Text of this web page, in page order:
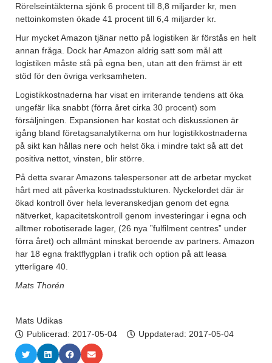
Rörelseintäkterna sjönk 6 procent till 8,8 miljarder kr, men
nettoinkomsten ökade 41 procent till 6,4 miljarder kr.
Hur mycket Amazon tjänar netto på logistiken är förstås en helt
annan fråga. Dock har Amazon aldrig satt som mål att
logistiken måste stå på egna ben, utan att den främst är ett
stöd för den övriga verksamheten.
Logistikkostnaderna har visat en irriterande tendens att öka
ungefär lika snabbt (förra året cirka 30 procent) som
försäljningen. Expansionen har kostat och diskussionen är
igång bland företagsanalytikerna om hur logistikkostnaderna
på sikt kan hållas nere och helst öka i mindre takt så att det
positiva nettot, vinsten, blir större.
På detta svarar Amazons talespersoner att de arbetar mycket
hårt med att påverka kostnadsstukturen. Nyckelordet där är
ökad kontroll över hela leveranskedjan genom det egna
nätverket, kapacitetskontroll genom investeringar i egna och
alltmer robotiserade lager, (26 nya ”fulfilment centres” under
förra året) och allmänt minskat beroende av partners. Amazon
har 18 egna fraktflygplan i trafik och option på att leasa
ytterligare 40.
Mats Thorén
Mats Udikas
Publicerad: 2017-05-04 Uppdaterad: 2017-05-04